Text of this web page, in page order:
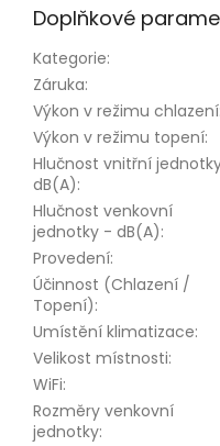
Doplňkové
Kategorie:
Záruka:
Výkon v režimu chlazení
Výkon v režimu topení:
Hlučnost vnitřní
dB(A):
Hlučnost venkovní
jednotky - dB(A):
Provedení:
Účinnost (Chlazení /
Topení):
Umístění klimatizace:
Velikost místnosti:
WiFi:
Rozměry venkovní
jednotky: